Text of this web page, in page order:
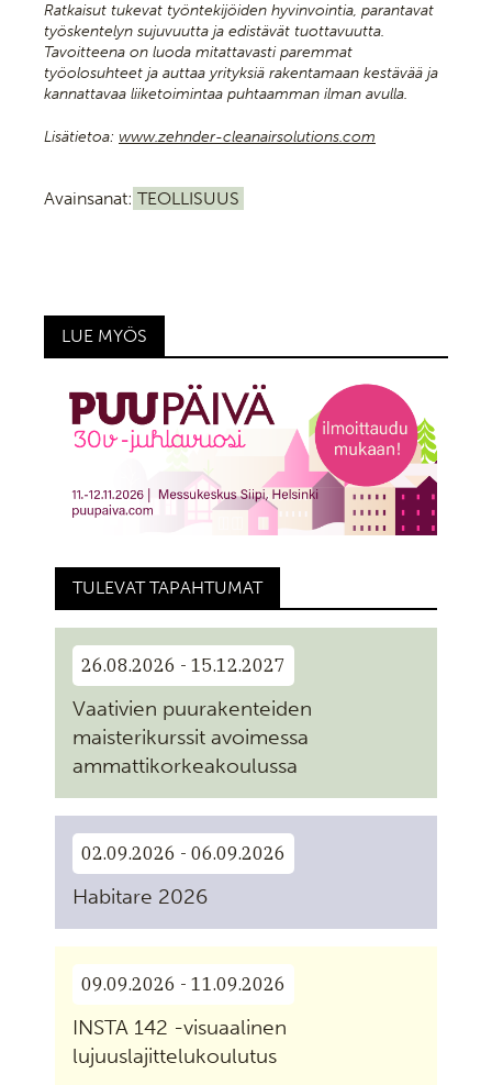
Ratkaisut tukevat työntekijöiden hyvinvointia, parantavat
työskentelyn sujuvuutta ja edistävät tuottavuutta.
Tavoitteena on luoda mitattavasti paremmat
työolosuhteet ja auttaa yrityksiä rakentamaan kestävää ja
kannattavaa liiketoimintaa puhtaamman ilman avulla.
Lisätietoa: www.zehnder-cleanairsolutions.com
Avainsanat: TEOLLISUUS
LUE MYÖS
TULEVAT TAPAHTUMAT
26.08.2026 - 15.12.2027
Vaativien puurakenteiden
maisterikurssit avoimessa
ammattikorkeakoulussa
02.09.2026 - 06.09.2026
Habitare 2026
09.09.2026 - 11.09.2026
INSTA 142 -visuaalinen
lujuuslajittelukoulutus